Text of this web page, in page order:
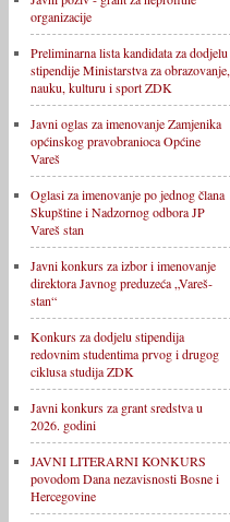
organizacije
Preliminarna lista kandidata za dodjelu
stipendije Ministarstva za obrazovanje,
nauku, kulturu i sport ZDK
Javni oglas za imenovanje Zamjenika
općinskog pravobranioca Općine
Vareš
Oglasi za imenovanje po jednog člana
Skupštine i Nadzornog odbora JP
Vareš stan
Javni konkurs za izbor i imenovanje
direktora Javnog preduzeća „Vareš-
stan“
Konkurs za dodjelu stipendija
redovnim studentima prvog i drugog
ciklusa studija ZDK
Javni konkurs za grant sredstva u
2026. godini
JAVNI LITERARNI KONKURS
povodom Dana nezavisnosti Bosne i
Hercegovine